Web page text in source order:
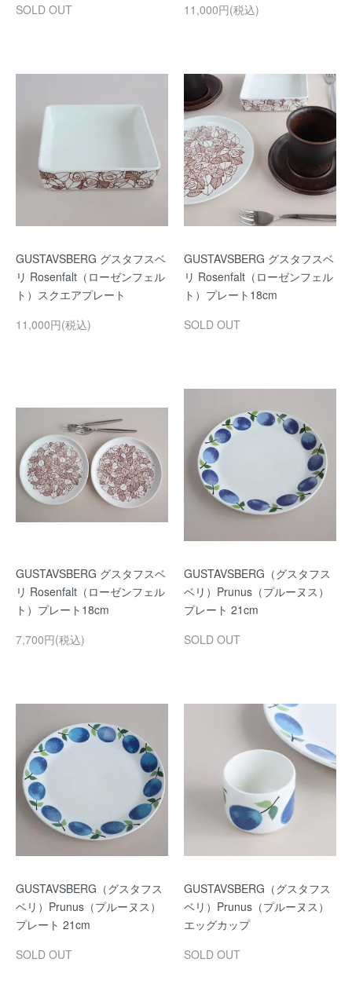
SOLD OUT
11,000円(税込)
GUSTAVSBERG グスタフスベ
リ Rosenfalt（ローゼンフェル
ト）スクエアプレート
11,000円(税込)
GUSTAVSBERG グスタフスベ
リ Rosenfalt（ローゼンフェル
ト）プレート18cm
SOLD OUT
GUSTAVSBERG グスタフスベ
リ Rosenfalt（ローゼンフェル
ト）プレート18cm
7,700円(税込)
GUSTAVSBERG（グスタフス
ベリ）Prunus（プルーヌス）
プレート 21cm
SOLD OUT
GUSTAVSBERG（グスタフス
ベリ）Prunus（プルーヌス）
プレート 21cm
SOLD OUT
GUSTAVSBERG（グスタフス
ベリ）Prunus（プルーヌス）
エッグカップ
SOLD OUT